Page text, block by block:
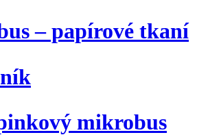
– papírové tkaní
mikrobus